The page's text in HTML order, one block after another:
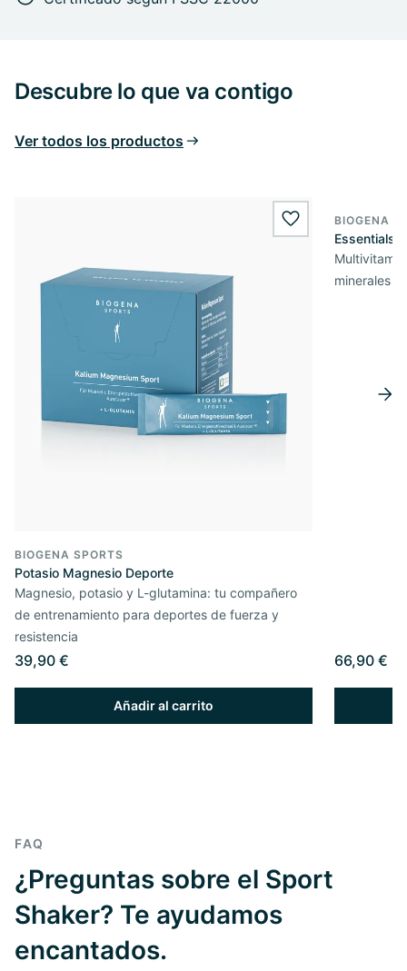
Descubre lo que va contigo
Ver todos los productos
wishlist.add
BIOGENA SPORTS
Potasio Magnesio Deporte
Magnesio, potasio y L-glutamina: tu compañero
de entrenamiento para deportes de fuerza y
resistencia
39,90 €
Añadir al carrito
BIOGENA
Essentials
minerales y
66,90 €
FAQ
¿Preguntas sobre el Sport
Shaker? Te ayudamos
encantados.